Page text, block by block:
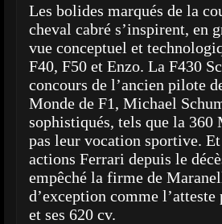
Les bolides marqués de la
cheval cabré s’inspirent, en
vue conceptuel et
F40, F50 et Enzo. La F430
concours de l’ancien pilote
Monde de F1, Michael
sophistiqués, tels que la 360
pas leur vocation sportive.
actions Ferrari depuis le
empêché la firme de
d’exception comme
et ses 620 cv.